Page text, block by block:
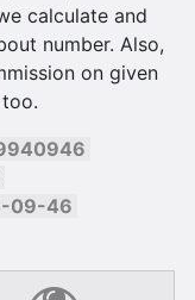
calculate and
number. Also,
on given
09-46